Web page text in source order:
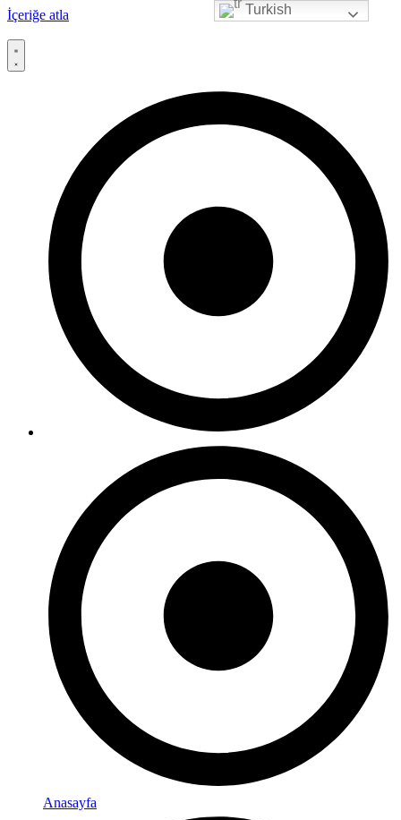
İçeriğe atla
Anasayfa
Turkish